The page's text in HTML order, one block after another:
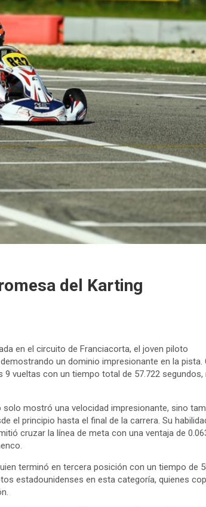
del Karting
en el circuito de Franciacorta, el joven piloto
un dominio impresionante en la pista.
vueltas con un tiempo total de 57.722 segundos,
mostró una velocidad impresionante, sino
el principio hasta el final de la carrera. Su
cruzar la línea de meta con una ventaja de
terminó en tercera posición con un tiempo de
estadounidenses en esta categoría, quienes